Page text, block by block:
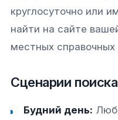
круглосуточно или
найти на сайте
местных справочных
Сценарии
Будний день: